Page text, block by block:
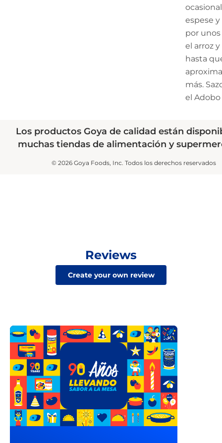
espese
por
el arroz
hasta
más.
el
Los productos Goya de calidad están
muchas tiendas de alimentación y
© 2026 Goya Foods, Inc. Todos los derechos reservados
Reviews
Create your own review